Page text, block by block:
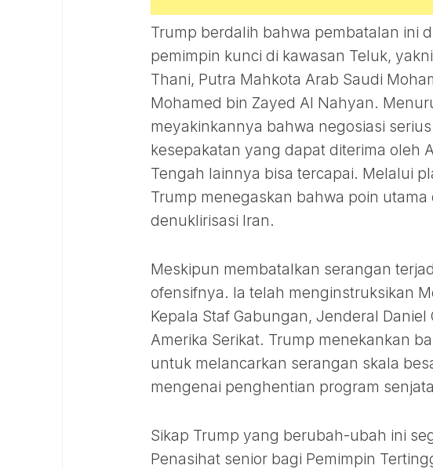
Trump berdalih bahwa pembatalan ini
pemimpin kunci di kawasan Teluk,
Thani, Putra Mahkota Arab Saudi
Mohamed bin Zayed Al Nahyan.
meyakinkannya bahwa negosiasi
kesepakatan yang dapat diterima oleh
Tengah lainnya bisa tercapai. Melalui
Trump menegaskan bahwa poin
denuklirisasi Iran.
Meskipun membatalkan serangan
ofensifnya. Ia telah menginstruksikan
Kepala Staf Gabungan, Jenderal
Amerika Serikat. Trump menekankan
untuk melancarkan serangan skala
mengenai penghentian program
Sikap Trump yang berubah-ubah ini
Penasihat senior bagi Pemimpin